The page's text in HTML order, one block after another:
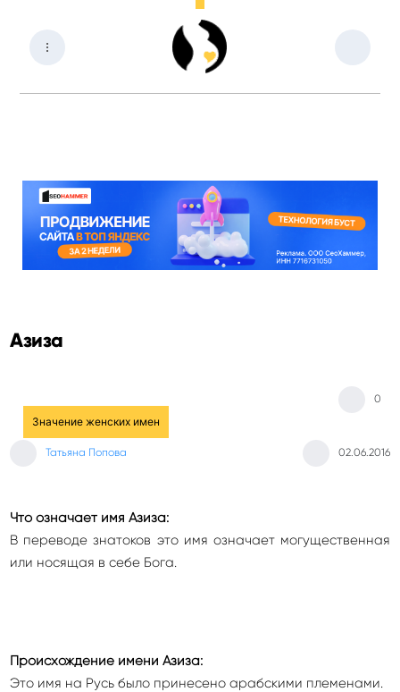
Азиза
Значение женских имен
Татьяна Попова 02.06.2016
0
Что означает имя Азиза:
В переводе знатоков это имя означает могущественная
или носящая в себе Бога.
Происхождение имени Азиза:
Это имя на Русь было принесено арабскими племенами.